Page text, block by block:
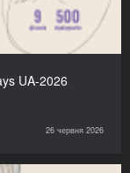
UA-2026
26 червня 2026